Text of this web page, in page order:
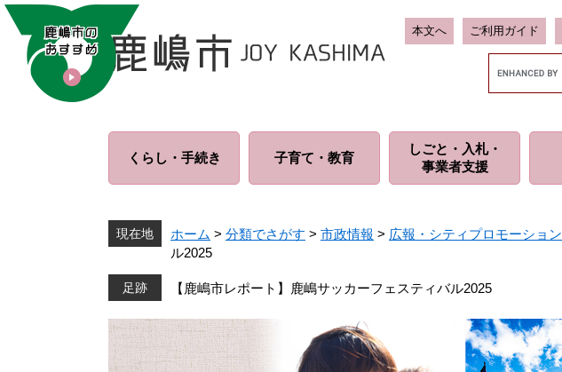
ペ
メ
本文へ ご利用ガイド
ム
くらし・ 手続き 子育て・ 教育
しごと・入札・
事業者支援
現在地 ホーム > 分類でさがす > 市政情報 > 広報・シティプロモーション
ル2025
【鹿嶋市レポート】鹿嶋サッカーフェスティバル2025